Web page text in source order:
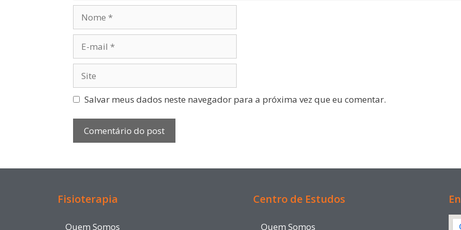
Salvar meus dados neste navegador para a próxima vez que eu comentar.
Fisioterapia
Quem Somos
Centro de Estudos
Quem Somos